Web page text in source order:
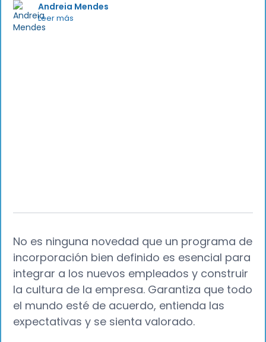
Andreia Mendes
Leer más
No es ninguna novedad que un programa de
incorporación bien definido es esencial para
integrar a los nuevos empleados y construir
la cultura de la empresa. Garantiza que todo
el mundo esté de acuerdo, entienda las
expectativas y se sienta valorado.